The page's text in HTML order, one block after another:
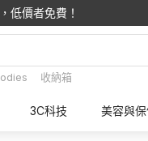
低價者免費！
收納箱
3C科技 美容與